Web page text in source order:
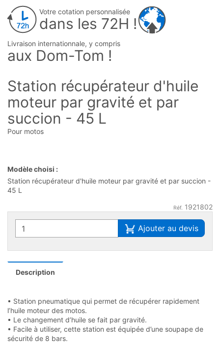
Votre cotation personnalisée
dans les 72H !
Livraison internationnale, y compris
aux Dom-Tom !
Station récupérateur d'huile
moteur par gravité et par
succion - 45 L
Pour motos
Modèle choisi :
Station récupérateur d'huile moteur par gravité et par succion -
45 L
Réf. 1921802
Ajouter au devis
Description
• Station pneumatique qui permet de récupérer rapidement
l’huile moteur des motos.
• Le changement d’huile se fait par gravité.
• Facile à utiliser, cette station est équipée d’une soupape de
sécurité de 8 bars.